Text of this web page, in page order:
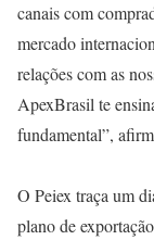
canais com
mercado
relações com as
ApexBrasil te
fundamental”,
O Peiex traça um
plano de